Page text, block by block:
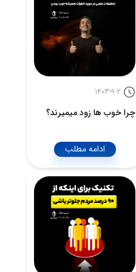
1403-9-2
چرا خوب ها زود میمیرند؟
ادامه مطلب